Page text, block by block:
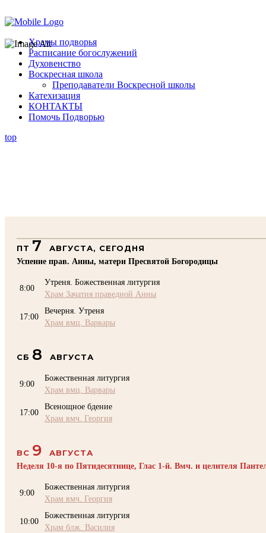
Храмы подворья
Расписание богослужений
Духовенство
Воскресная школа
Преподаватели Воскресной школы
Катехизация
КОНТАКТЫ
Помочь Подворью
top
ПТ 7
АВГУСТА, СЕГОДНЯ
Успение прав. Анны, матери Пресвятой Богородицы
8:00
Утреня. Божественная литургия
Храм Зачатия праведной Анны
17:00
Вечерня. Утреня
Храм вмц. Варвары
СБ 8 АВГУСТА
9:00
Божественная литургия
Храм вмц. Варвары
17:00
Всенощное бдение
Храм вмч. Георгия
ВС 9
АВГУСТА
Неделя 10-я по Пятидесятнице, Глас 1-й. Вмч. и целителя
9:00
Божественная литургия
Храм вмч. Георгия
10:00
Божественная литургия
Храм блж. Василия